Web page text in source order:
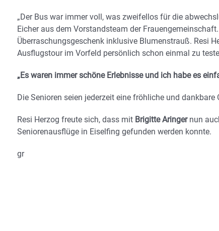
„Der Bus war immer voll, was zweifellos für die
Eicher aus dem Vorstandsteam der
Überraschungsgeschenk inklusive Blumenstrauß. Resi
Ausflugstour im Vorfeld persönlich schon einmal zu
„Es waren immer schöne Erlebnisse und ich habe es
Die Senioren seien jederzeit eine fröhliche und
Resi Herzog freute sich, dass mit Brigitte Aringernun
Seniorenausflüge in Eiselfing gefunden werden konnte.
gr